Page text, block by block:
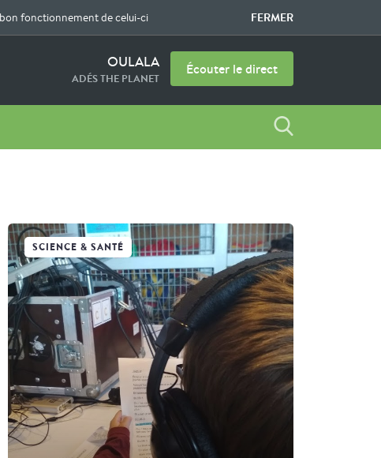
fonctionnement de celui-ci FERMER
OULALA
ADÉS THE PLANET
Écouter le direct
SCIENCE & SANTÉ